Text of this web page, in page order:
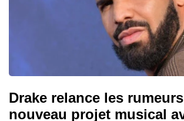
Drake relance les
nouveau projet musical